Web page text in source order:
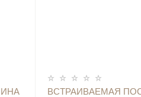
ВСТРАИВАЕМАЯ